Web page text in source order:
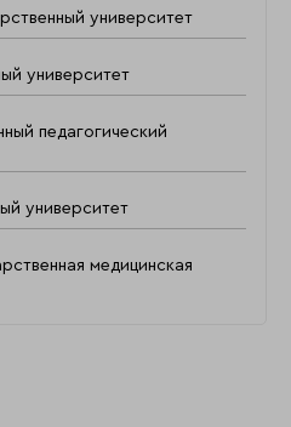
университет
университет
педагогический
университет
медицинская